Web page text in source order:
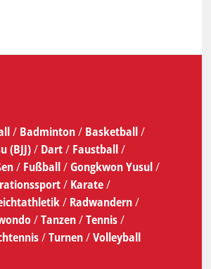
/ Badminton/ Basketball/
(BJJ)/ Dart/ Faustball/
/ Fußball/Gongkwon Yusul/
/ Karate/
/ Radwandern/
/Tanzen/Tennis/
/Turnen/Volleyball